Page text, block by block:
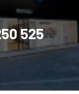
525